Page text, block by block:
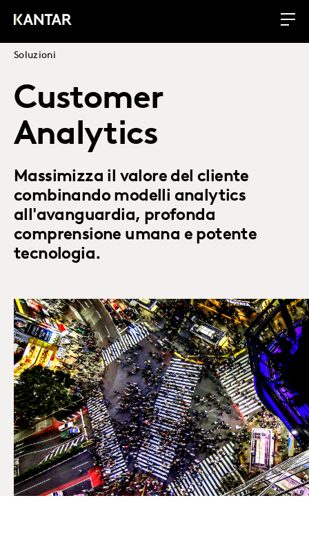
Soluzioni
Customer
Analytics
Massimizza il valore del cliente
combinando modelli analytics
all'avanguardia, profonda
comprensione umana e potente
tecnologia.